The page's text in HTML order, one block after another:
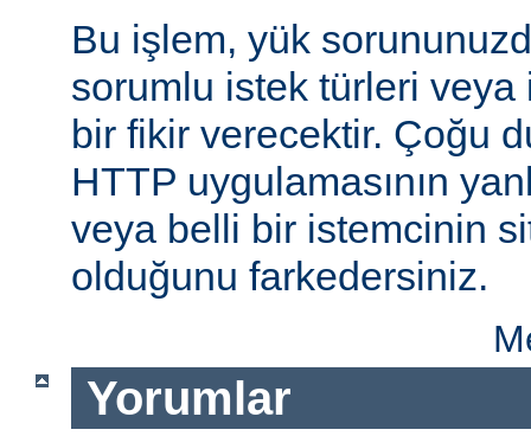
Bu işlem, yük
sorumlu istek türleri veya
bir fikir verecektir. Çoğu
HTTP uygulamasının
veya belli bir istemcinin
olduğunu farkedersiniz.
Yorumlar